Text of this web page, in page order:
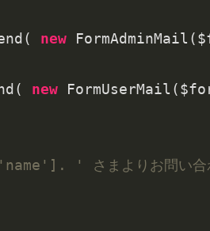
new
new
' さまよりお問い